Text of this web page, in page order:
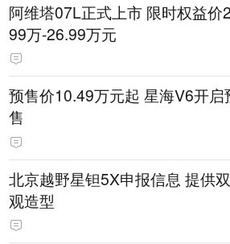
阿维塔07L正式上市 限时权益价
99万-26.99万元
预售价10.49万元起 星海V6开启
售
北京越野星钽5X申报信息 提供
观造型